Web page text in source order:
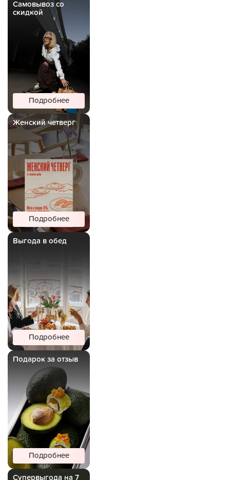
Самовывоз со
скидкой
Подробнее
Женский четверг
Подробнее
Выгода в обед
Подробнее
Подарок за отзыв
Подробнее
Супервыгода на 7